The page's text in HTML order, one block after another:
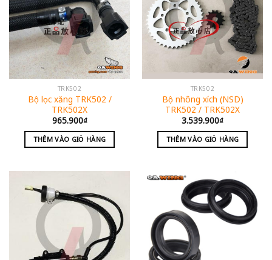
TRK502
Bộ lọc xăng TRK502 /
TRK502X
965.900₫
THÊM VÀO GIỎ HÀNG
TRK502
Bộ nhông xích (NSD)
TRK502 / TRK502X
3.539.900₫
THÊM VÀO GIỎ HÀNG